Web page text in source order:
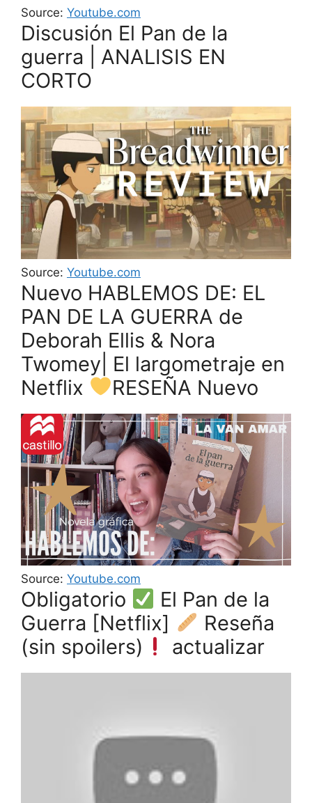
Source: Youtube.com
Discusión El Pan de la
guerra | ANALISIS EN
CORTO
Source: Youtube.com
Nuevo HABLEMOS DE: EL
PAN DE LA GUERRA de
Deborah Ellis & Nora
Twomey| El largometraje en
Netflix
RESEÑA Nuevo
Source: Youtube.com
Obligatorio
El Pan de la
Guerra [Netflix]
Reseña
(sin spoilers)
actualizar